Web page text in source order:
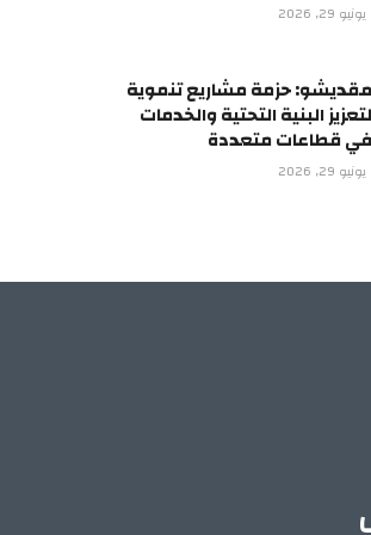
يونيو 29, 2026
مقديشو: حزمة مشاريع تنموية
لتعزيز البنية التحتية والخدمات
في قطاعات متعددة
يونيو 29, 2026